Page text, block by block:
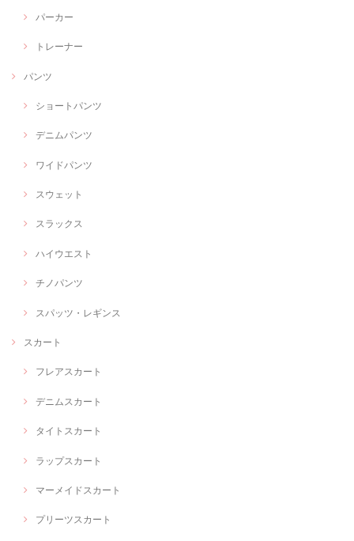
パーカー
トレーナー
パンツ
ショートパンツ
デニムパンツ
ワイドパンツ
スウェット
スラックス
ハイウエスト
チノパンツ
スパッツ・レギンス
スカート
フレアスカート
デニムスカート
タイトスカート
ラップスカート
マーメイドスカート
プリーツスカート